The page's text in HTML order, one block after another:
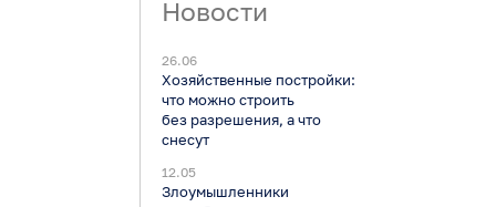
Новости
26.06
Хозяйственные постройки:
что можно строить
без разрешения, а что
снесут
12.05
Злоумышленники